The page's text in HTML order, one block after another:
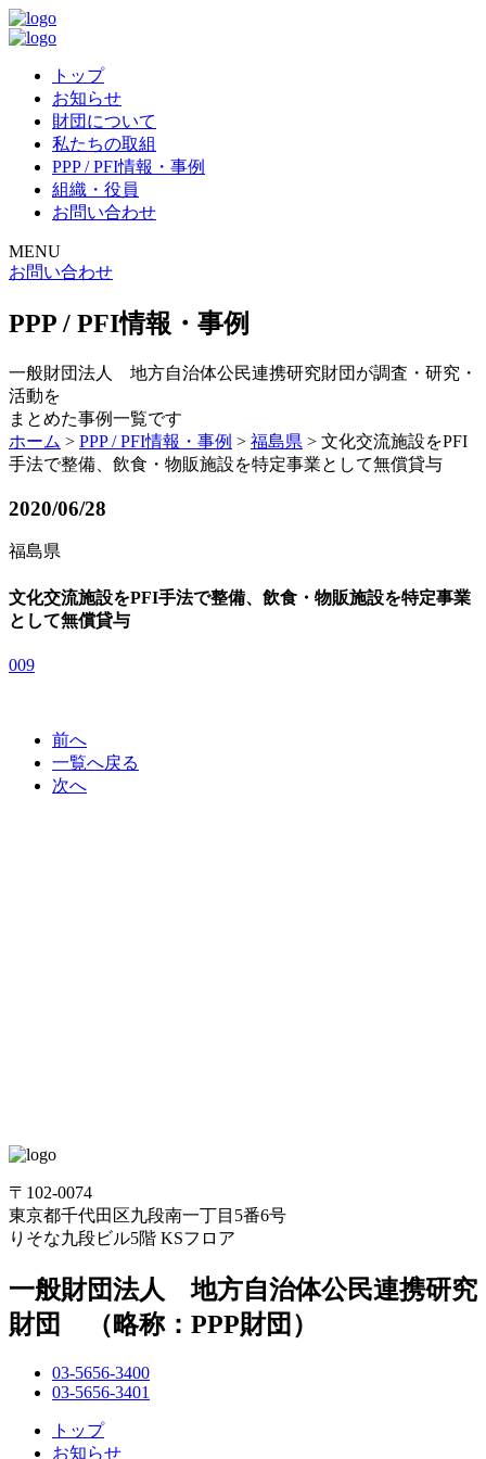
トップ
お知らせ
財団について
私たちの取組
PPP / PFI情報・事例
組織・役員
お問い合わせ
MENU
お問い合わせ
PPP / PFI情報・事例
一般財団法人 地方自治体公民連携研究財団が調査・研究・
活動を
まとめた事例一覧です
ホーム > PPP / PFI情報・事例 > 福島県 > 文化交流施設をPFI
手法で整備、飲食・物販施設を特定事業として無償貸与
2020/06/28
福島県
文化交流施設をPFI手法で整備、飲食・物販施設を特定事業
として無償貸与
009
前へ
一覧へ戻る
次へ
〒102-0074
東京都千代田区九段南一丁目5番6号
りそな九段ビル5階 KSフロア
一般財団法人 地方自治体公民連携研究
財団 （略称：PPP財団）
03-5656-3400
03-5656-3401
トップ
お知らせ